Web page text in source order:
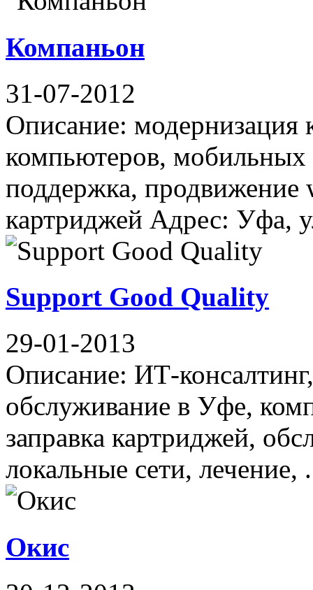
Компаньон
31-07-2012
Описание: модернизация
компьютеров, мобильных
поддержка, продвижение
картриджей Адрес: Уфа,
Support Good Quality
29-01-2013
Описание: ИТ-
обслуживание в Уфе,
заправка картриджей,
локальные сети, лечение,
Окис